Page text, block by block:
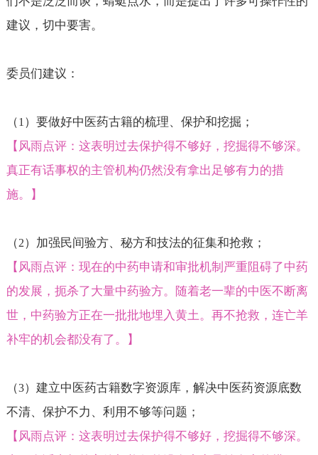
建议，切中要害。
委员们建议：
（1 ）要做好中医药古籍的梳理、保护和挖掘；
【风雨点评：这表明过去保护得不够好，挖掘得不够深。
真正有话事权的主管机构仍然没有拿出足够有力的措
施。】
（2）加强民间验方、秘方和技法的征集和抢救；
【风雨点评：现在的中药申请和审批机制严重阻碍了中药
的发展，扼杀了大量中药验方。随着老一辈的中医不断离
世，中药验方正在一批批地埋入黄土。再不抢救，连亡羊
补牢的机会都没有了。】
（3）建立中医药古籍数字资源库，解决中医药资源底数
不清、保护不力、利用不够等问题；
【风雨点评：这表明过去保护得不够好，挖掘得不够深。